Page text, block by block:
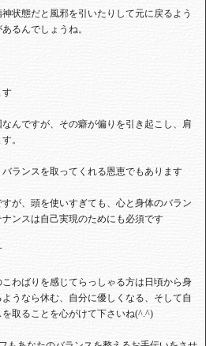
状態だと風邪を引いたりして元に戻るよう
るんでしょうね。
す
んですが、その癖が偏りを引き起こし、肩
。
ランスを取ってくれる恩恵でもあります
が、頭を使いすぎても、心と身体のバラン
ンスは自己実現のためにも必須です
わばりを感じてらっしゃる方は日頃から身
うなら休む、自分に優しくなる、そして自
取ることを心がけて下さいね(^.^)